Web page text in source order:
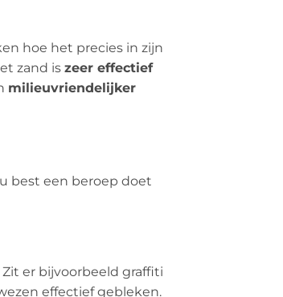
hoe het precies in zijn
zand is zeer effectief
milieuvriendelijker
best een beroep doet
Zit er bijvoorbeeld graffiti
effectief gebleken.